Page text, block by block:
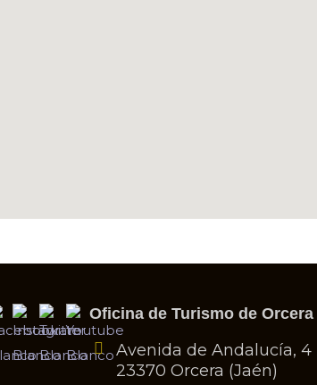
Oficina de Turismo de Orcera
Avenida de Andalucía, 4
23370 Orcera (Jaén)